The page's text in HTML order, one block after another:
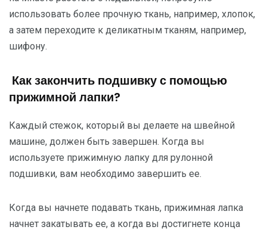
использовать более прочную ткань, например, хлопок,
а затем переходите к деликатным тканям, например,
шифону.
Как закончить подшивку с помощью
прижимной лапки?
Каждый стежок, который вы делаете на швейной
машине, должен быть завершен. Когда вы
используете прижимную лапку для рулонной
подшивки, вам необходимо завершить ее.
Когда вы начнете подавать ткань, прижимная лапка
начнет закатывать ее, а когда вы достигнете конца